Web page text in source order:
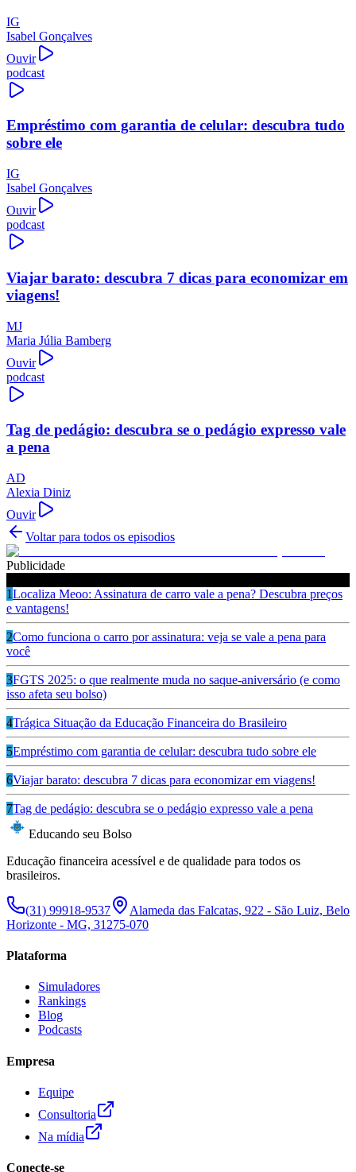
IG
Isabel Gonçalves
Ouvir
podcast
Empréstimo com garantia de celular: descubra tudo
sobre ele
IG
Isabel Gonçalves
Ouvir
podcast
Viajar barato: descubra 7 dicas para economizar em
viagens!
MJ
Maria Júlia Bamberg
Ouvir
podcast
Tag de pedágio: descubra se o pedágio expresso vale
a pena
AD
Alexia Diniz
Ouvir
Voltar para todos os episodios
Publicidade
1Localiza Meoo: Assinatura de carro vale a pena? Descubra preços
e vantagens!
2Como funciona o carro por assinatura: veja se vale a pena para
você
3FGTS 2025: o que realmente muda no saque-aniversário (e como
isso afeta seu bolso)
4Trágica Situação da Educação Financeira do Brasileiro
5Empréstimo com garantia de celular: descubra tudo sobre ele
6Viajar barato: descubra 7 dicas para economizar em viagens!
7Tag de pedágio: descubra se o pedágio expresso vale a pena
Educando seu Bolso
Educação financeira acessível e de qualidade para todos os
brasileiros.
(31) 99918-9537
Alameda das Falcatas, 922 - São Luiz, Belo
Horizonte - MG, 31275-070
Plataforma
Simuladores
Rankings
Blog
Podcasts
Empresa
Equipe
Consultoria
Na mídia
Conecte-se